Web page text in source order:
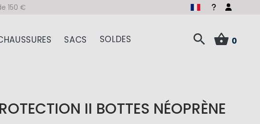
150 €
SACS SOLDES 0
II BOTTES NÉOPRÈNE